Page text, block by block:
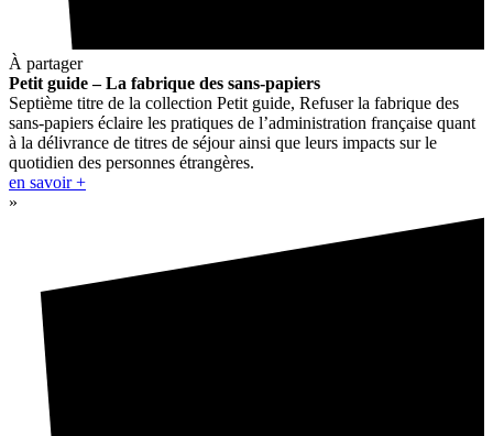
À partager
Petit guide – La fabrique des sans-papiers
Septième titre de la collection Petit guide, Refuser la fabrique des
sans-papiers éclaire les pratiques de l’administration française quant
à la délivrance de titres de séjour ainsi que leurs impacts sur le
quotidien des personnes étrangères.
en savoir +
»